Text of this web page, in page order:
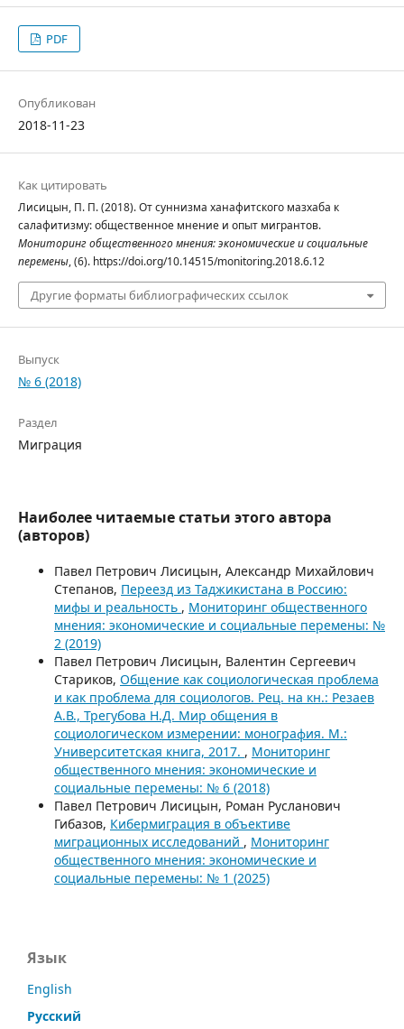
PDF
Опубликован
2018-11-23
Как цитировать
Лисицын, П. П. (2018). От суннизма ханафитского мазхаба к
салафитизму: общественное мнение и опыт мигрантов.
Мониторинг общественного мнения: экономические и социальные
перемены, (6). https://doi.org/10.14515/monitoring.2018.6.12
Другие форматы библиографических ссылок
Выпуск
№ 6 (2018)
Раздел
Миграция
Наиболее читаемые статьи этого автора
(авторов)
Павел Петрович Лисицын, Александр Михайлович
Степанов, Переезд из Таджикистана в Россию:
мифы и реальность , Мониторинг общественного
мнения: экономические и социальные перемены: №
2 (2019)
Павел Петрович Лисицын, Валентин Сергеевич
Стариков, Общение как социологическая проблема
и как проблема для социологов. Рец. на кн.: Резаев
А.В., Трегубова Н.Д. Мир общения в
социологическом измерении: монография. М.:
Университетская книга, 2017. , Мониторинг
общественного мнения: экономические и
социальные перемены: № 6 (2018)
Павел Петрович Лисицын, Роман Русланович
Гибазов, Кибермиграция в объективе
миграционных исследований , Мониторинг
общественного мнения: экономические и
социальные перемены: № 1 (2025)
Язык
English
Русский